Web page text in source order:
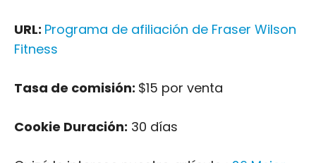
URL: Programa de afiliación de Fraser Wilson
Fitness
Tasa de comisión: $15 por venta
Cookie Duración: 30 días